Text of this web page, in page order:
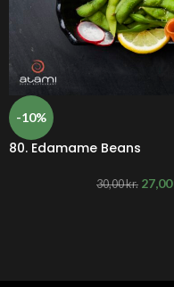
-10%
80. Edamame Beans
30,00kr. 27,00